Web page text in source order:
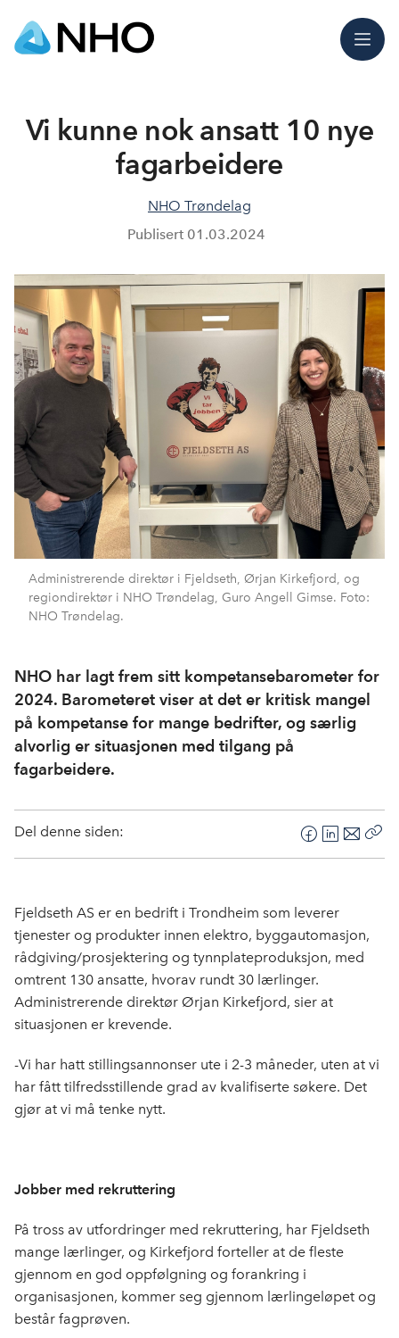
Meny
Vi kunne nok ansatt 10 nye
fagarbeidere
NHO Trøndelag
Publisert 01.03.2024
Administrerende direktør i Fjeldseth, Ørjan Kirkefjord, og
regiondirektør i NHO Trøndelag, Guro Angell Gimse. Foto:
NHO Trøndelag.
NHO har lagt frem sitt kompetansebarometer for
2024. Barometeret viser at det er kritisk mangel
på kompetanse for mange bedrifter, og særlig
alvorlig er situasjonen med tilgang på
fagarbeidere.
Del denne siden:
F
a
e
b
o
k
L
i
k
E
-
s
Fjeldseth AS er en bedrift i Trondheim som leverer
tjenester og produkter innen elektro, byggautomasjon,
rådgiving/prosjektering og tynnplateproduksjon, med
omtrent 130 ansatte, hvorav rundt 30 lærlinger.
Administrerende direktør Ørjan Kirkefjord, sier at
situasjonen er krevende.
-Vi har hatt stillingsannonser ute i 2-3 måneder, uten at vi
har fått tilfredsstillende grad av kvalifiserte søkere. Det
gjør at vi må tenke nytt.
Jobber med rekruttering
På tross av utfordringer med rekruttering, har Fjeldseth
mange lærlinger, og Kirkefjord forteller at de fleste
gjennom en god oppfølgning og forankring i
organisasjonen, kommer seg gjennom lærlingeløpet og
består fagprøven.